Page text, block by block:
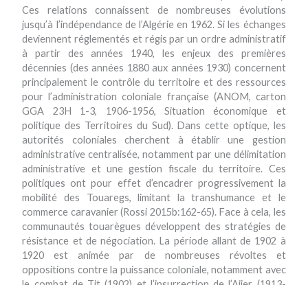
Ces relations connaissent de nombreuses évolutions
jusqu’à l’indépendance de l’Algérie en 1962. Si les échanges
deviennent réglementés et régis par un ordre administratif
à partir des années 1940, les enjeux des premières
décennies (des années 1880 aux années 1930) concernent
principalement le contrôle du territoire et des ressources
pour l’administration coloniale française (ANOM, carton
GGA 23H 1-3, 1906-1956, Situation économique et
politique des Territoires du Sud). Dans cette optique, les
autorités coloniales cherchent à établir une gestion
administrative centralisée, notamment par une délimitation
administrative et une gestion fiscale du territoire. Ces
politiques ont pour effet d’encadrer progressivement la
mobilité des Touaregs, limitant la transhumance et le
commerce caravanier (Rossi 2015b:162-65). Face à cela, les
communautés touarègues développent des stratégies de
résistance et de négociation. La période allant de 1902 à
1920 est animée par de nombreuses révoltes et
oppositions contre la puissance coloniale, notamment avec